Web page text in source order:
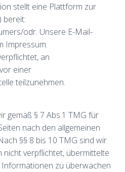
stellt eine Plattform zur
bereit:
odr. Unsere E-Mail-
Impressum.
an
einer
teilzunehmen.
gemäß § 7 Abs.1 TMG für
nach den allgemeinen
§§ 8 bis 10 TMG sind wir
verpflichtet, übermittelte
zu überwachen